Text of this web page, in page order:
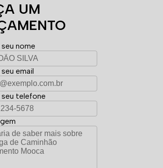
UM
nome
email
telefone